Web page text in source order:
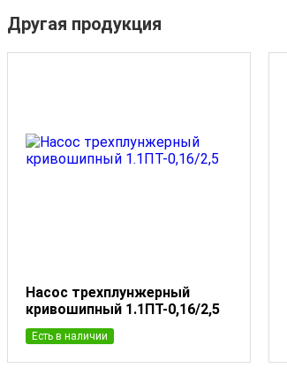
Другая продукция
Насос трехплунжерный
кривошипный 1.1ПТ-0,16/2,5
Есть в наличии